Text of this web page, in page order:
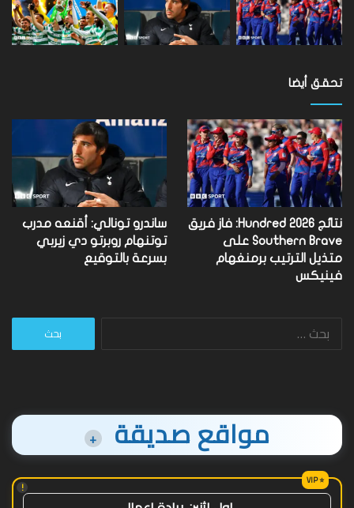
تحقق أيضا
نتائج Hundred 2026: فاز فريق
Southern Brave على
متذيل الترتيب برمنغهام
فينيكس
ساندرو تونالي: أقنعه مدرب
توتنهام روبرتو دي زيربي
بسرعة بالتوقيع
البحث
مواقع صديقة +
!